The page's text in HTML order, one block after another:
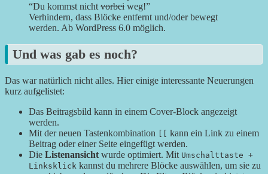
“Du kommst nicht vorbei weg!”
Verhindern, dass Blöcke entfernt und/oder bewegt
werden. Ab WordPress 6.0 möglich.
Und was gab es noch?
Das war natürlich nicht alles. Hier einige interessante Neuerungen
kurz aufgelistet:
Das Beitragsbild kann in einem Cover-Block angezeigt
werden.
Mit der neuen Tastenkombination
kann ein Link zu einem
Beitrag oder einer Seite eingefügt werden.
Die Listenansicht wurde optimiert. Mit Umschalttaste +
Linksklick kannst du mehrere Blöcke auswählen, um sie zu